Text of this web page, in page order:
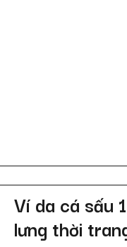
Ví da cá sấu
lưng thời